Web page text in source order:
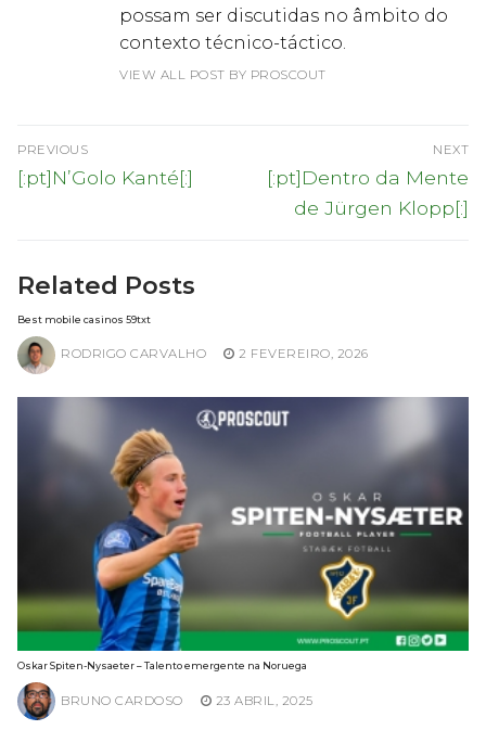
possam ser discutidas no âmbito do
contexto técnico-táctico.
VIEW ALL POST BY PROSCOUT
Navegação
de
PREVIOUS
Previous
[:pt]N’Golo Kanté[:]
NEXT
Next
post:
[:pt]Dentro da Mente
de Jürgen Klopp[:]
Related Posts
Best mobile casinos 59txt
RODRIGO CARVALHO 2 FEVEREIRO, 2026
Oskar Spiten-Nysaeter – Talento emergente na Noruega
BRUNO CARDOSO 23 ABRIL, 2025